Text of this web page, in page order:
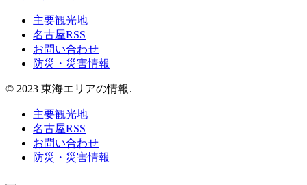
主要観光地
名古屋RSS
お問い合わせ
防災・災害情報
© 2023 東海エリアの情報.
主要観光地
名古屋RSS
お問い合わせ
防災・災害情報